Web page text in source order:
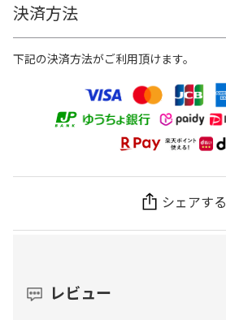
決済方法
下記の決済方法がご利用頂けます。
シェアする
レビュー